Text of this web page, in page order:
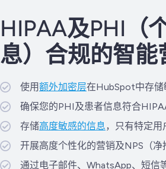
HIPAA及PHI（
息）合规的智能
使用额外加密层在HubSpot中存储
确保您的PHI及患者信息符合
存储高度敏感的信息 ，只有特定
开展高度个性化的营销及NPS（净
通过电子邮件、WhatsApp、短信